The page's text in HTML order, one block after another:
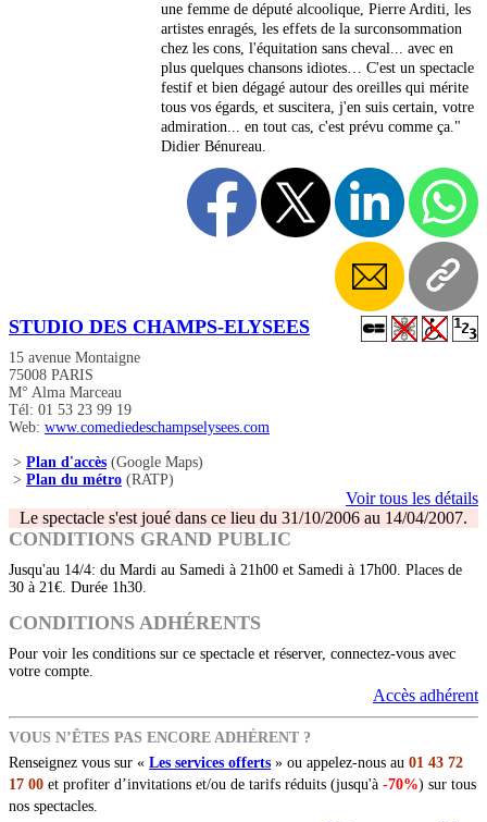
une femme de député alcoolique, Pierre Arditi, les
artistes enragés, les effets de la surconsommation
chez les cons, l'équitation sans cheval... avec en
plus quelques chansons idiotes… C'est un spectacle
festif et bien dégagé autour des oreilles qui mérite
tous vos égards, et suscitera, j'en suis certain, votre
admiration... en tout cas, c'est prévu comme ça."
Didier Bénureau.
STUDIO DES CHAMPS-ELYSEES
15 avenue Montaigne
75008 PARIS
M° Alma Marceau
Tél: 01 53 23 99 19
Web: www.comediedeschampselysees.com
> Plan d'accès (Google Maps)
> Plan du métro (RATP)
Voir tous les détails
Le spectacle s'est joué dans ce lieu du 31/10/2006 au 14/04/2007.
CONDITIONS GRAND PUBLIC
Jusqu'au 14/4: du Mardi au Samedi à 21h00 et Samedi à 17h00. Places de
30 à 21€. Durée 1h30.
CONDITIONS ADHÉRENTS
Pour voir les conditions sur ce spectacle et réserver, connectez-vous avec
votre compte.
Accès adhérent
VOUS N’ÊTES PAS ENCORE ADHÉRENT ?
Renseignez vous sur « Les services offerts » ou appelez-nous au 01 43 72
17 00 et profiter d’invitations et/ou de tarifs réduits (jusqu'à -70%) sur tous
nos spectacles.